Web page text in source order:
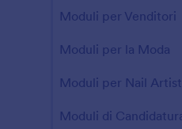
Moduli per Venditori
Moduli per la Moda
Moduli per Nail Artist